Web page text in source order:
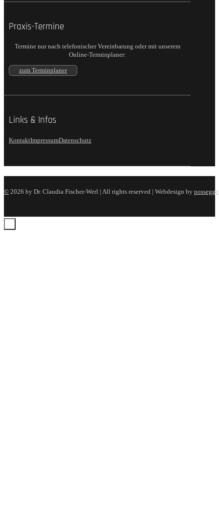
Praxis-Termine
Termine nur nach telefonischer Vereinbarung oder mit unserem
Online-Terminplaner:
zum Terminplaner
Links & Infos
KontaktImpressumDatenschutz
© 2026 by Dr. Claudia Fischer-Werl | All rights reserved | Webdesign by